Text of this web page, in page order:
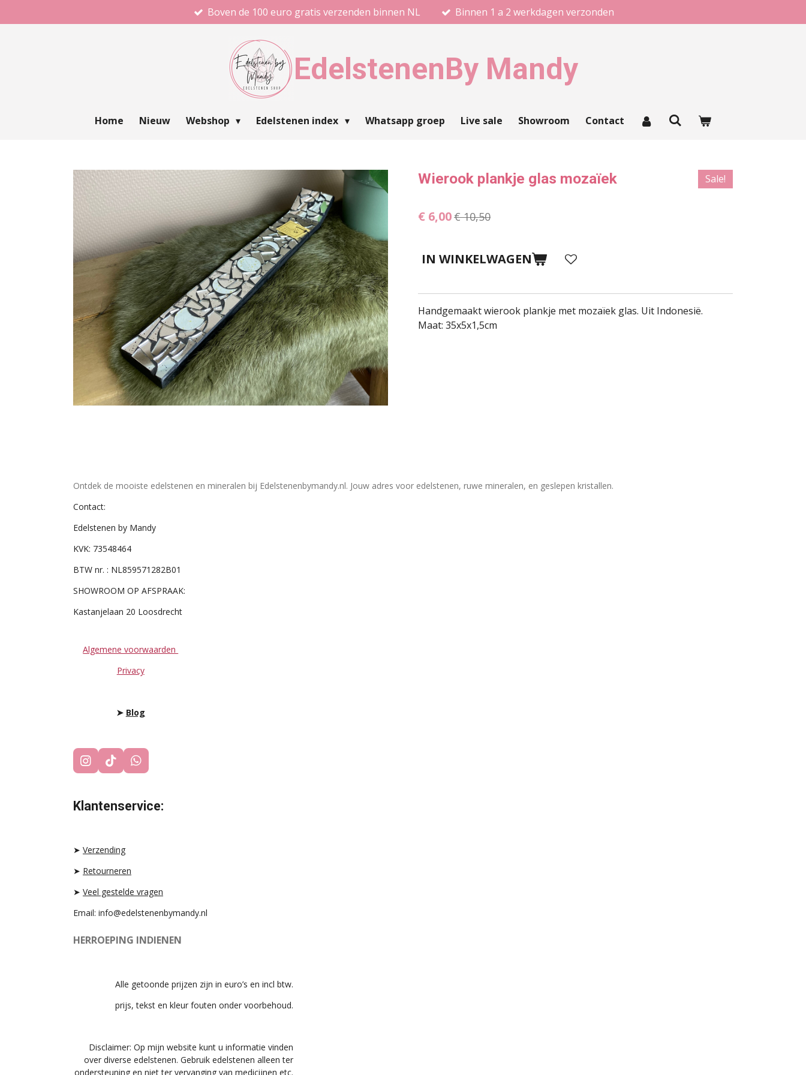
direct
Boven de 100 euro gratis verzenden binnen NL Binnen 1 a 2 werkdagen verzonden
EdelstenenBy Mandy
Home Nieuw Webshop Edelstenen index Whatsapp groep Live sale Showroom Contact
Wierook plankje glas mozaïek Sale!
€ 6,00€ 10,50
IN WINKELWAGEN
Handgemaakt wierook plankje met mozaïek glas. Uit Indonesië.
Maat: 35x5x1,5cm
Ontdek de mooiste edelstenen en mineralen bij Edelstenenbymandy.nl. Jouw adres voor edelstenen, ruwe mineralen, en geslepen kristallen.
Contact:
Edelstenen by Mandy
KVK: 73548464
BTW nr. : NL859571282B01
SHOWROOM OP AFSPRAAK:
Kastanjelaan 20 Loosdrecht
Algemene voorwaarden
Privacy
➤ Blog
I
N
A
A
M
T
I
O
W
H
S
Klantenservice:
➤ Verzending
➤ Retourneren
➤ Veel gestelde vragen
Email: info@edelstenenbymandy.nl
HERROEPING INDIENEN
Alle getoonde prijzen zijn in euro’s en incl btw.
prijs, tekst en kleur fouten onder voorbehoud.
Disclaimer: Op mijn website kunt u informatie vinden
over diverse edelstenen. Gebruik edelstenen alleen ter
ondersteuning en niet ter vervanging van medicijnen etc.